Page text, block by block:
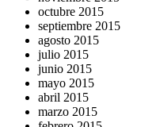
octubre 2015
septiembre 2015
agosto 2015
julio 2015
junio 2015
mayo 2015
abril 2015
marzo 2015